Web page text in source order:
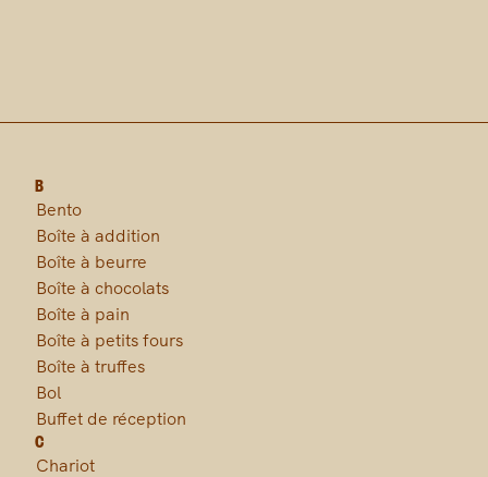
B
Bento
Boîte à addition
Boîte à beurre
Boîte à chocolats
Boîte à pain
Boîte à petits fours
Boîte à truffes
Bol
Buffet de réception
C
Chariot